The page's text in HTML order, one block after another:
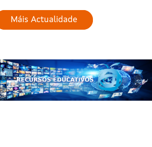
Máis Actualidade